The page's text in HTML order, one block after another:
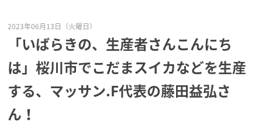
2023年06月13日（火曜日）
「いばらきの、生産者さんこんにち
は」桜川市でこだまスイカなどを生産
する、マッサン.F代表の藤田益弘さ
ん！